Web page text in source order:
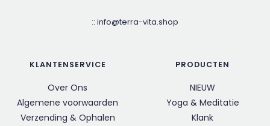
:: info@terra-vita.shop
KLANTENSERVICE
Over Ons
Algemene voorwaarden
Verzending & Ophalen
PRODUCTEN
NIEUW
Yoga & Meditatie
Klank